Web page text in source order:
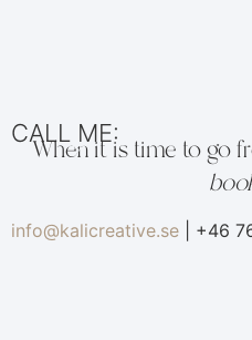
CALL ME:
When it is time to go
info@kalicreative.se | +46